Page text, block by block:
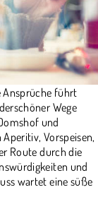
Ansprüche führt
Wege
und
Vorspeisen,
Route durch die
und
wartet eine süße